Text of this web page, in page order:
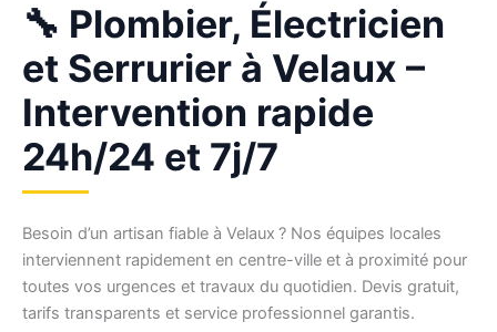
🔧 Plombier, Électricien
et Serrurier à Velaux –
Intervention rapide
24h/24 et 7j/7
Besoin d’un artisan fiable à Velaux ? Nos équipes locales
interviennent rapidement en centre-ville et à proximité pour
toutes vos urgences et travaux du quotidien. Devis gratuit,
tarifs transparents et service professionnel garantis.